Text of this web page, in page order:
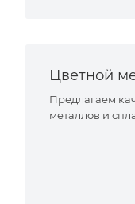
Цветной
Предлагаем
металлов и